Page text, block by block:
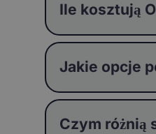
Ile kosztują
Jakie opcje
Czym różnią